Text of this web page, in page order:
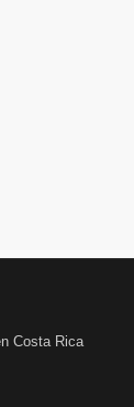
Costa Rica